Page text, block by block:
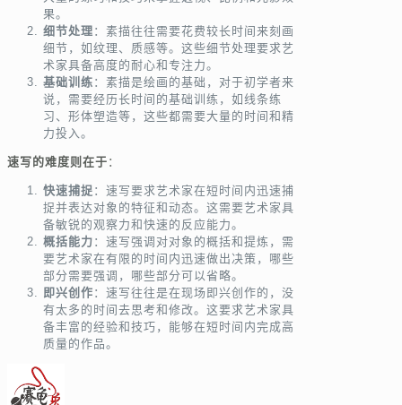
果。
细节处理 ：素描往往需要花费较长时间来刻画
细节，如纹理、质感等。这些细节处理要求艺
术家具备高度的耐心和专注力。
基础训练 ：素描是绘画的基础，对于初学者来
说，需要经历长时间的基础训练，如线条练
习、形体塑造等，这些都需要大量的时间和精
力投入。
速写的难度则在于 ：
快速捕捉 ：速写要求艺术家在短时间内迅速捕
捉并表达对象的特征和动态。这需要艺术家具
备敏锐的观察力和快速的反应能力。
概括能力 ：速写强调对对象的概括和提炼，需
要艺术家在有限的时间内迅速做出决策，哪些
部分需要强调，哪些部分可以省略。
即兴创作 ：速写往往是在现场即兴创作的，没
有太多的时间去思考和修改。这要求艺术家具
备丰富的经验和技巧，能够在短时间内完成高
质量的作品。